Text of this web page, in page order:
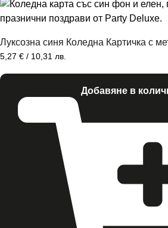
Луксозна синя Коледна Картичка с
5,27 € / 10,31 лв.
Добавяне в